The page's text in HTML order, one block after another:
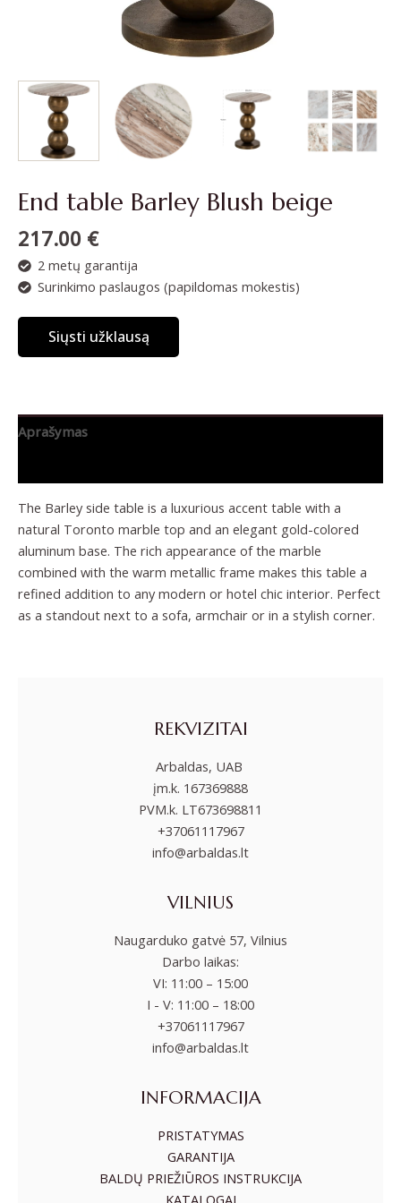
End table Barley Blush beige
217.00 €
2 metų garantija
Surinkimo paslaugos (papildomas mokestis)
Siųsti užklausą
Aprašymas
The Barley side table is a luxurious accent table with a
natural Toronto marble top and an elegant gold-colored
aluminum base. The rich appearance of the marble
combined with the warm metallic frame makes this table a
refined addition to any modern or hotel chic interior. Perfect
as a standout next to a sofa, armchair or in a stylish corner.
REKVIZITAI
Arbaldas, UAB
įm.k. 167369888
PVM.k. LT673698811
+37061117967
info@arbaldas.lt
VILNIUS
Naugarduko gatvė 57, Vilnius
Darbo laikas:
VI: 11:00 – 15:00
I - V: 11:00 – 18:00
+37061117967
info@arbaldas.lt
INFORMACIJA
PRISTATYMAS
GARANTIJA
BALDŲ PRIEŽIŪROS INSTRUKCIJA